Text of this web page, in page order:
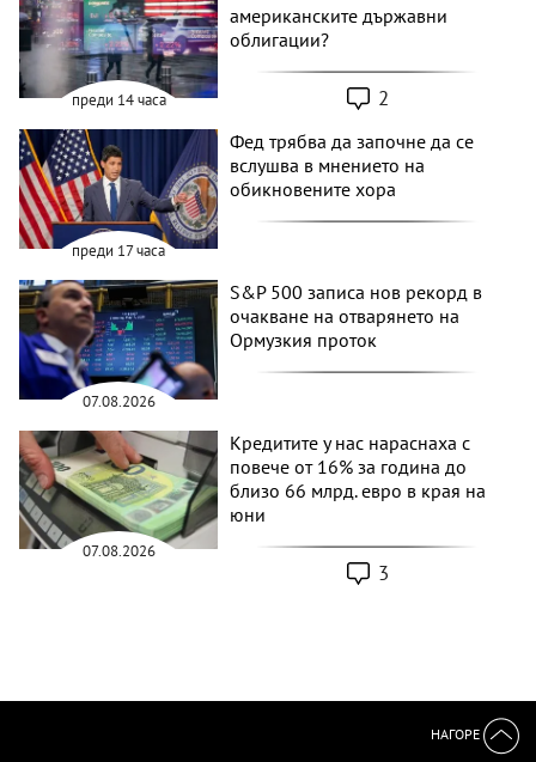
преди 14 часа
американските държавни
облигации?
2
преди 17 часа
Фед трябва да започне да се
вслушва в мнението на
обикновените хора
07.08.2026
S&P 500 записа нов рекорд в
очакване на отварянето на
Ормузкия проток
07.08.2026
Кредитите у нас нараснаха с
повече от 16% за година до
близо 66 млрд. евро в края на
юни
3
НАГОРЕ